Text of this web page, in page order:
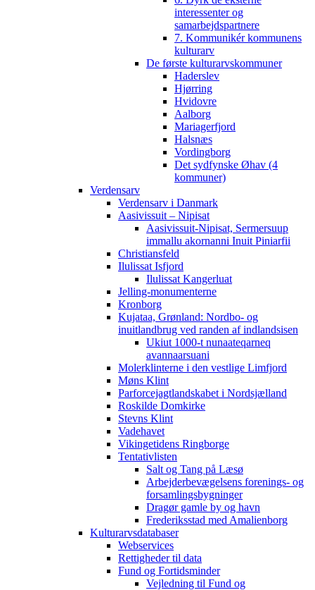
interessenter og
samarbejdspartnere
7. Kommunikér kommunens
kulturarv
De første kulturarvskommuner
Haderslev
Hjørring
Hvidovre
Aalborg
Mariagerfjord
Halsnæs
Vordingborg
Det sydfynske Øhav (4
kommuner)
Verdensarv
Verdensarv i Danmark
Aasivissuit – Nipisat
Aasivissuit-Nipisat, Sermersuup
immallu akornanni Inuit Piniarfii
Christiansfeld
Ilulissat Isfjord
Ilulissat Kangerluat
Jelling-monumenterne
Kronborg
Kujataa, Grønland: Nordbo- og
inuitlandbrug ved randen af indlandsisen
Ukiut 1000-t nunaateqarneq
avannaarsuani
Molerklinterne i den vestlige Limfjord
Møns Klint
Parforcejagtlandskabet i Nordsjælland
Roskilde Domkirke
Stevns Klint
Vadehavet
Vikingetidens Ringborge
Tentativlisten
Salt og Tang på Læsø
Arbejderbevægelsens forenings- og
forsamlingsbygninger
Dragør gamle by og havn
Frederiksstad med Amalienborg
Kulturarvsdatabaser
Webservices
Rettigheder til data
Fund og Fortidsminder
Vejledning til Fund og